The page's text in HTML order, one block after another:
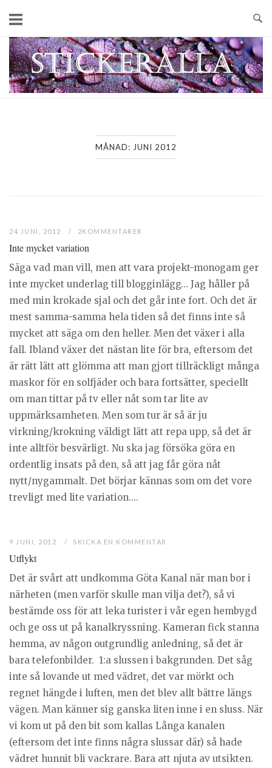
content
Home
MÅNAD: JUNI 2012
24 JUNI, 2012 2KOMMENTARER
Inte mycket variation
Säga vad man vill, men att vara projekt-monogam ger
inte mycket underlag till blogginlägg… Jag håller på
med min krokade sjal och det går inte fort. Och det är
mest samma-samma hela tiden så det finns inte så
mycket att säga om den heller. Men det växer i alla
fall. Ibland växer det nästan lite för bra, eftersom det
är rätt lätt att glömma att man gjort tillräckligt många
maskor för en solfjäder och bara fortsätter, speciellt
om man tittar på tv eller nåt som tar lite av
uppmärksamheten. Men som tur är så är ju
virkning/krokning väldigt lätt att repa upp, så det är
inte alltför besvärligt. Nu ska jag försöka göra en
ordentlig insats på den, så att jag får göra nåt
nytt/nygammalt. Det börjar kännas som om det vore
trevligt med lite variation....
9 JUNI, 2012 SKICKA EN KOMMENTAR
Utflykt
Det är svårt att undkomma Göta Kanal när man bor i
närheten (men varför skulle man vilja det?), så vi
bestämde oss för att leka turister i vår egen hembygd
och ge oss ut på kanalkryssning. Kameran fick stanna
hemma, av någon outgrundlig anledning, så det är
bara telefonbilder. 1:a slussen i bakgrunden. Det såg
inte så lovande ut med vädret, det var mörkt och
regnet hängde i luften, men det blev allt bättre längs
vägen. Man känner sig ganska liten inne i en sluss. När
vi kom ut på den bit som kallas Långa kanalen
(eftersom det inte finns några slussar där) så hade
vädret hunnit bli vackrare. Bara att njuta av utsikten.